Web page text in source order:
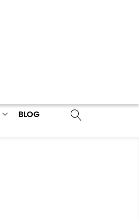
BLOG